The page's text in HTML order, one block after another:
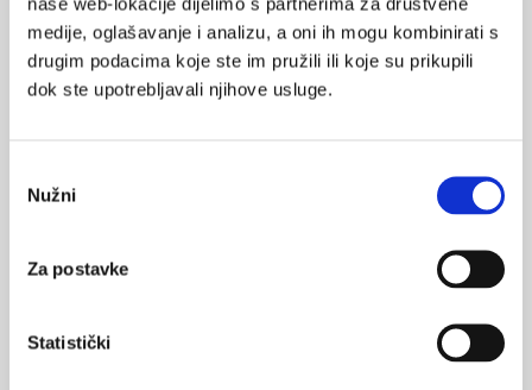
medije, oglašavanje i analizu, a oni ih mogu kombinirati s
drugim podacima koje ste im pružili ili koje su prikupili
dok ste upotrebljavali njihove usluge.
pristanka
Nužni
Za postavke
Statistički
koriste društvene mreže
17.12.2024.
FOMO (Fear Of Missing Out) marketing: uspješna
Danas okrugli stol: Tko Vam kontrolira vrijeme?
16.08.2024.